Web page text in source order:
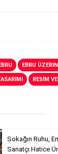
EBRU
RESİM
Sokağın Ruhu,
Sanatçı Hatice